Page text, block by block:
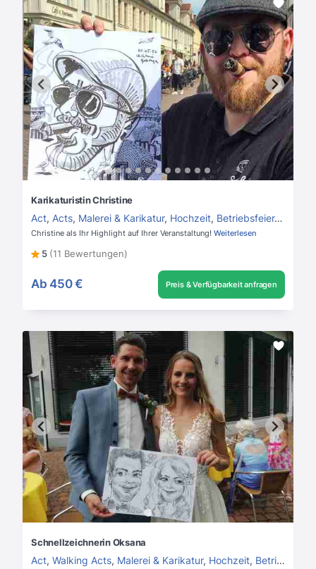
Karikaturistin Christine
Act, Acts, Malerei & Karikatur, Hochzeit, Betriebsfeier,Private
Christine als Ihr Highlight auf Ihrer Veranstaltung! Weiterlesen
5 (11 Bewertungen)
Ab 450 € Preis & Verfügbarkeit anfragen
Schnellzeichnerin Oksana
Act, Walking Acts, Malerei & Karikatur, Hochzeit, Betriebsfeier